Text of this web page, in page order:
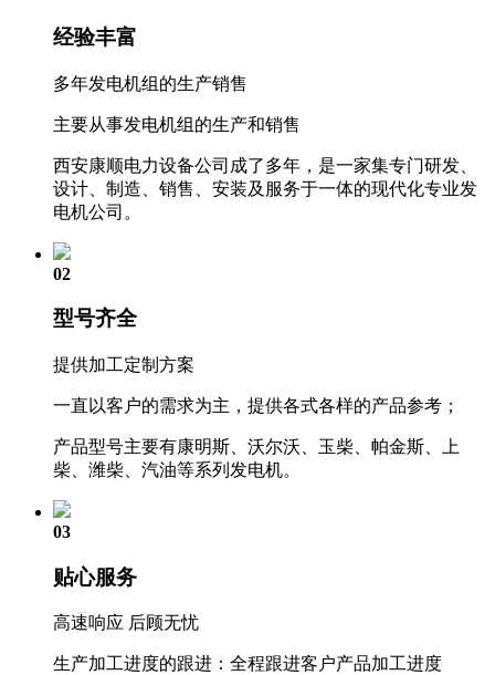
经验丰富
多年发电机组的生产销售
主要从事发电机组的生产和销售
西安康顺电力设备公司成了多年，是一家集专门研发、
设计、制造、销售、安装及服务于一体的现代化专业发
电机公司。
02
型号齐全
提供加工定制方案
一直以客户的需求为主，提供各式各样的产品参考；
产品型号主要有康明斯、沃尔沃、玉柴、帕金斯、上
柴、潍柴、汽油等系列发电机。
03
贴心服务
高速响应 后顾无忧
生产加工进度的跟进：全程跟进客户产品加工进度